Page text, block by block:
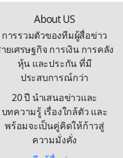
About US
การรวมตัวของทีมผู้สื่อข่าว
ยเศรษฐกิจ การเงิน การคลัง
หุ้น และประกัน ที่มี
ประสบการณ์กว่า
20 ปี นำเสนอข่าวและ
บทความรู้ เรื่องใกล้ตัว และ
พร้อมจะเป็นคู่คิดให้ก้าวสู่
ความมั่งคั่ง